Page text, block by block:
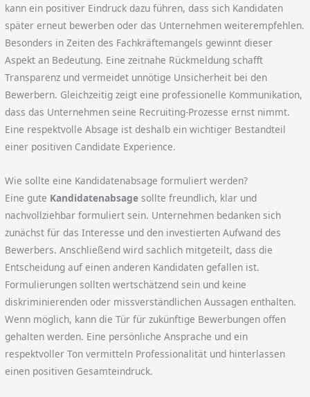
kann ein positiver Eindruck dazu führen, dass sich Kandidaten
später erneut bewerben oder das Unternehmen weiterempfehlen.
Besonders in Zeiten des Fachkräftemangels gewinnt dieser
Aspekt an Bedeutung. Eine zeitnahe Rückmeldung schafft
Transparenz und vermeidet unnötige Unsicherheit bei den
Bewerbern. Gleichzeitig zeigt eine professionelle Kommunikation,
dass das Unternehmen seine Recruiting-Prozesse ernst nimmt.
Eine respektvolle Absage ist deshalb ein wichtiger Bestandteil
einer positiven Candidate Experience.
Wie sollte eine Kandidatenabsage formuliert werden?
Eine gute Kandidatenabsage sollte freundlich, klar und
nachvollziehbar formuliert sein. Unternehmen bedanken sich
zunächst für das Interesse und den investierten Aufwand des
Bewerbers. Anschließend wird sachlich mitgeteilt, dass die
Entscheidung auf einen anderen Kandidaten gefallen ist.
Formulierungen sollten wertschätzend sein und keine
diskriminierenden oder missverständlichen Aussagen enthalten.
Wenn möglich, kann die Tür für zukünftige Bewerbungen offen
gehalten werden. Eine persönliche Ansprache und ein
respektvoller Ton vermitteln Professionalität und hinterlassen
einen positiven Gesamteindruck.